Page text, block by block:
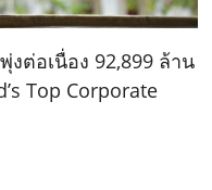
ต่อเนื่อง 92,899 ล้าน
Top Corporate